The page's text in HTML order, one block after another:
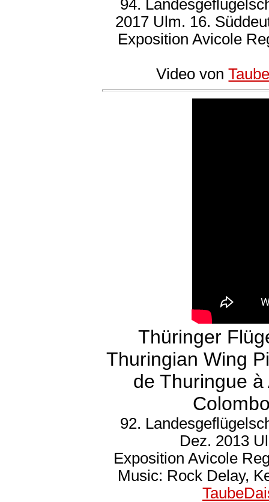
94.
2017 Ulm. 16.
Exposition Avicole
Video von
Thüringer
Thuringian Wing
de Thuringue
92.
Dez. 2013
Exposition Avicole
Music: Rock Delay,